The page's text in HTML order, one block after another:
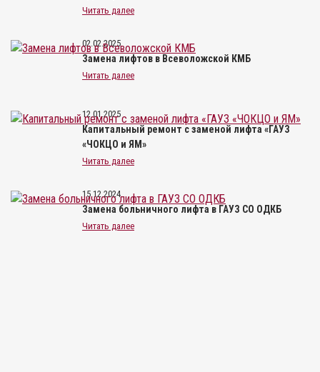
Читать далее
02.02.2025
Замена лифтов в Всеволожской КМБ
Читать далее
12.01.2025
Капитальный ремонт с заменой лифта «ГАУЗ
«ЧОКЦО и ЯМ»
Читать далее
15.12.2024
Замена больничного лифта в ГАУЗ СО ОДКБ
Читать далее